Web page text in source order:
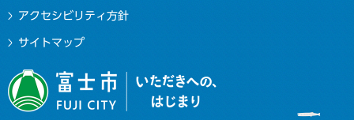
アクセシビリティ方針
サイトマップ